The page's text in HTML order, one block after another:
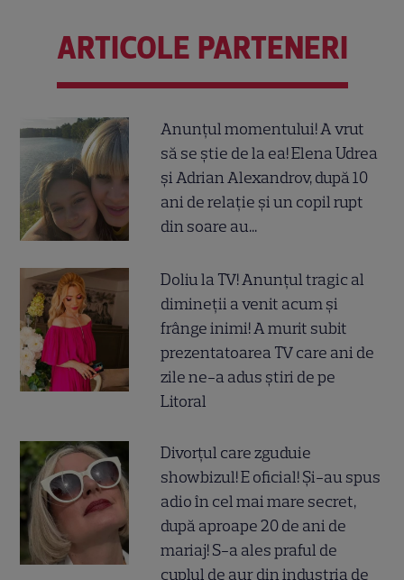
ARTICOLE PARTENERI
Anunțul momentului! A vrut
să se știe de la ea! Elena Udrea
și Adrian Alexandrov, după 10
ani de relație și un copil rupt
din soare au...
Doliu la TV! Anunțul tragic al
dimineții a venit acum și
frânge inimi! A murit subit
prezentatoarea TV care ani de
zile ne-a adus știri de pe
Litoral
Divorțul care zguduie
showbizul! E oficial! Și-au spus
adio în cel mai mare secret,
după aproape 20 de ani de
mariaj! S-a ales praful de
cuplul de aur din industria de